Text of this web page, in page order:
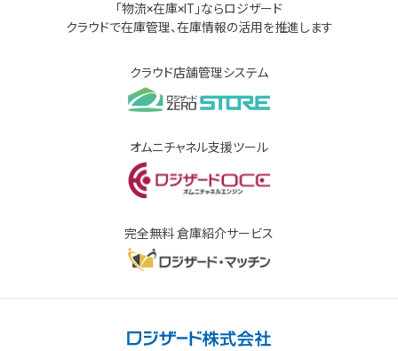
「物流×在庫×IT」ならロジザード
クラウドで在庫管理、在庫情報の活用を推進します
クラウド店舗管理システム
オムニチャネル支援ツール
完全無料 倉庫紹介サービス